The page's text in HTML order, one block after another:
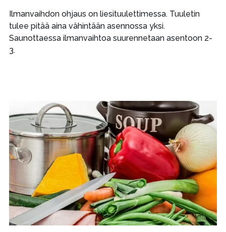
Ilmanvaihdon ohjaus on liesituulettimessa. Tuuletin
tulee pitää aina vähintään asennossa yksi.
Saunottaessa ilmanvaihtoa suurennetaan asentoon 2-
3.